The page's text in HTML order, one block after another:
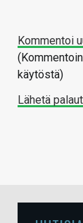
Kommentoi
käytöstä)
Lähetä